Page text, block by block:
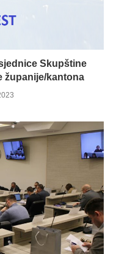
Skupštine
županije/kantona